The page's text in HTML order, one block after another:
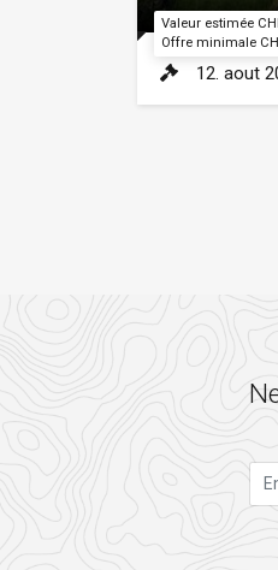
Valeur estimée
Offre minimale
12. aout